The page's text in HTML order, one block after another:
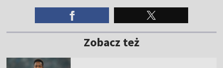
Zobacz też